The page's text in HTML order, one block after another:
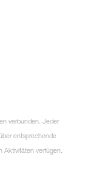
verbunden. Jeder
entsprechende
Aktivitäten verfügen.